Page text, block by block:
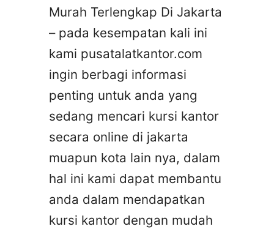
Murah Terlengkap Di Jakarta
– pada kesempatan kali ini
kami pusatalatkantor.com
ingin berbagi informasi
penting untuk anda yang
sedang mencari kursi kantor
secara online di jakarta
muapun kota lain nya, dalam
hal ini kami dapat membantu
anda dalam mendapatkan
kursi kantor dengan mudah